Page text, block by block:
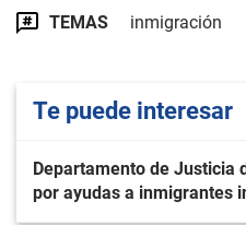
TEMAS inmigración
Te puede interesar
Departamento de Justicia
por ayudas a inmigrantes